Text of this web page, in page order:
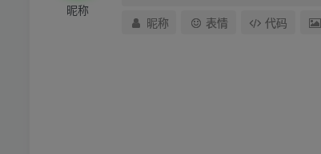
昵称
昵称 表情 代码